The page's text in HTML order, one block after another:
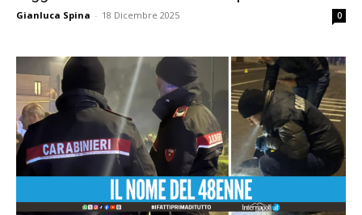
Gianluca Spina - 18 Dicembre 2025 0